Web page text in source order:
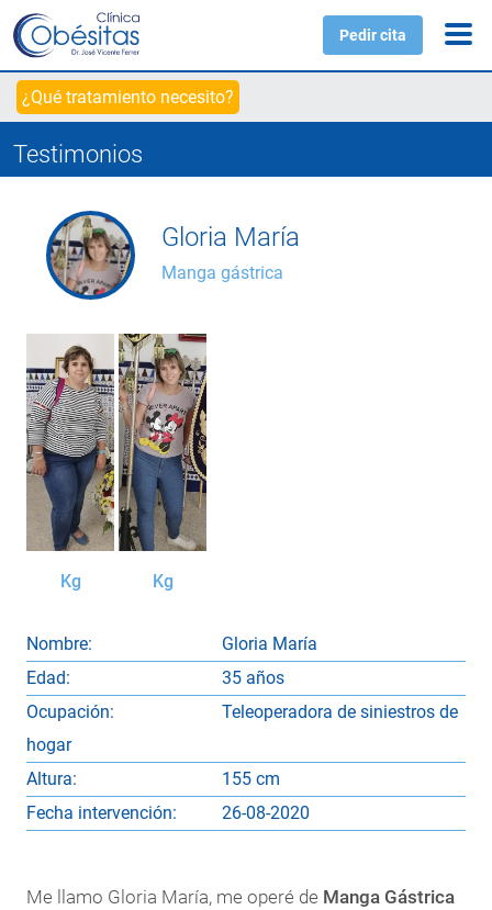
Pedir cita
¿Qué tratamiento necesito?
Testimonios
Gloria María
Manga gástrica
Kg Kg
Nombre:
Gloria María
Edad:
35 años
Ocupación:
Teleoperadora de siniestros de
hogar
Altura:
155 cm
Fecha intervención:
26-08-2020
Me llamo Gloria María, me operé de Manga Gástrica